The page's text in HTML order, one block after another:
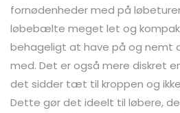
fornødenheder med på
løbebælte meget let og
behageligt at have på og nemt
med. Det er også mere diskret
det sidder tæt til kroppen og
Dette gør det ideelt til løbere,